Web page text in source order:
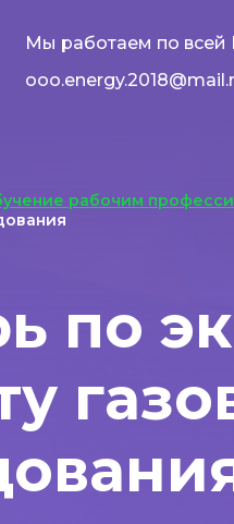
Мы работаем по всей
по
рабочим